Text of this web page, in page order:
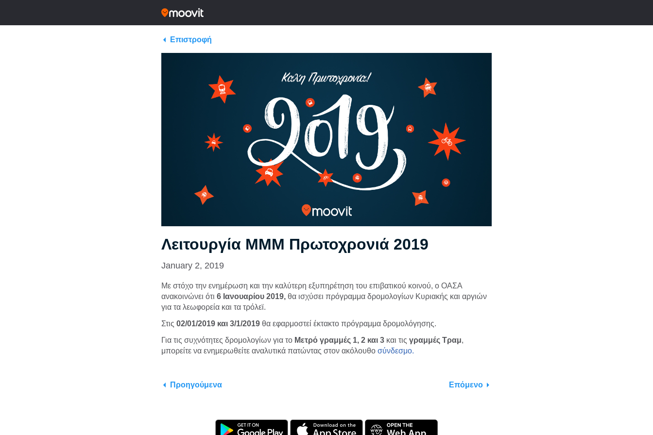
Επιστροφή
Λειτουργία ΜΜΜ Πρωτοχρονιά 2019
January 2, 2019
Με στόχο την ενημέρωση και την καλύτερη εξυπηρέτηση του επιβατικού κοινού, ο ΟΑΣΑ
ανακοινώνει ότι 6 Ιανουαρίου 2019, θα ισχύσει πρόγραμμα δρομολογίων Κυριακής και αργιών
για τα λεωφορεία και τα τρόλεϊ.
Στις 02/01/2019 και 3/1/2019 θα εφαρμοστεί έκτακτο πρόγραμμα δρομολόγησης.
Για τις συχνότητες δρομολογίων για το Μετρό γραμμές 1, 2 και 3 και τις γραμμές Τραμ,
μπορείτε να ενημερωθείτε αναλυτικά πατώντας στον ακόλουθο σύνδεσμο.
Προηγούμενα Επόμενο